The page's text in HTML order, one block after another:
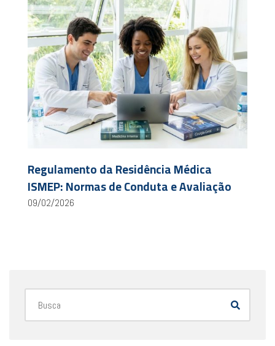
Regulamento da Residência Médica
ISMEP: Normas de Conduta e Avaliação
09/02/2026